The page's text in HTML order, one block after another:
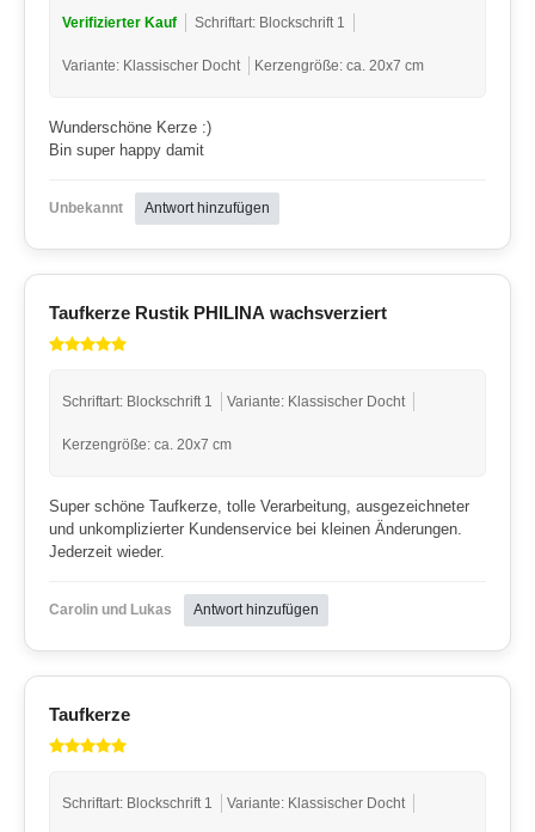
Verifizierter Kauf Schriftart: Blockschrift 1
Variante: Klassischer Docht Kerzengröße: ca. 20x7 cm
Wunderschöne Kerze :)
Bin super happy damit
Unbekannt Antwort hinzufügen
Taufkerze Rustik PHILINA wachsverziert
Schriftart: Blockschrift 1 Variante: Klassischer Docht
Kerzengröße: ca. 20x7 cm
Super schöne Taufkerze, tolle Verarbeitung, ausgezeichneter
und unkomplizierter Kundenservice bei kleinen Änderungen.
Jederzeit wieder.
Carolin und Lukas Antwort hinzufügen
Taufkerze
Schriftart: Blockschrift 1 Variante: Klassischer Docht